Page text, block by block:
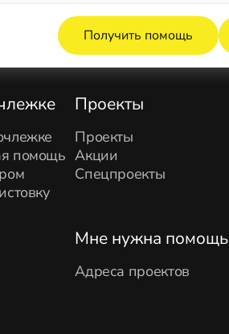
Получить помощь
помощь
Проекты
Проекты
Акции
Спецпроекты
Мне нужна помощь
Адреса проектов